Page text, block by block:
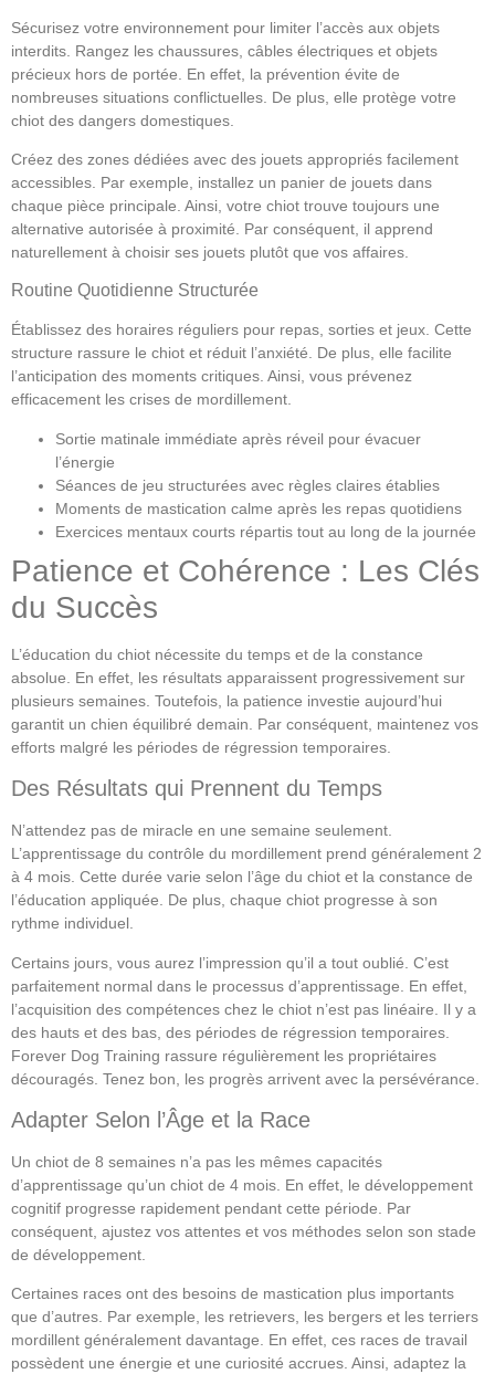
Sécurisez votre environnement pour limiter l’accès aux objets
interdits. Rangez les chaussures, câbles électriques et objets
précieux hors de portée. En effet, la prévention évite de
nombreuses situations conflictuelles. De plus, elle protège votre
chiot des dangers domestiques.
Créez des zones dédiées avec des jouets appropriés facilement
accessibles. Par exemple, installez un panier de jouets dans
chaque pièce principale. Ainsi, votre chiot trouve toujours une
alternative autorisée à proximité. Par conséquent, il apprend
naturellement à choisir ses jouets plutôt que vos affaires.
Routine Quotidienne Structurée
Établissez des horaires réguliers pour repas, sorties et jeux. Cette
structure rassure le chiot et réduit l’anxiété. De plus, elle facilite
l’anticipation des moments critiques. Ainsi, vous prévenez
efficacement les crises de mordillement.
Sortie matinale immédiate après réveil pour évacuer
l’énergie
Séances de jeu structurées avec règles claires établies
Moments de mastication calme après les repas quotidiens
Exercices mentaux courts répartis tout au long de la journée
Patience et Cohérence : Les Clés
du Succès
L’éducation du chiot nécessite du temps et de la constance
absolue. En effet, les résultats apparaissent progressivement sur
plusieurs semaines. Toutefois, la patience investie aujourd’hui
garantit un chien équilibré demain. Par conséquent, maintenez vos
efforts malgré les périodes de régression temporaires.
Des Résultats qui Prennent du Temps
N’attendez pas de miracle en une semaine seulement.
L’apprentissage du contrôle du mordillement prend généralement 2
à 4 mois. Cette durée varie selon l’âge du chiot et la constance de
l’éducation appliquée. De plus, chaque chiot progresse à son
rythme individuel.
Certains jours, vous aurez l’impression qu’il a tout oublié. C’est
parfaitement normal dans le processus d’apprentissage. En effet,
l’acquisition des compétences chez le chiot n’est pas linéaire. Il y a
des hauts et des bas, des périodes de régression temporaires.
Forever Dog Training rassure régulièrement les propriétaires
découragés. Tenez bon, les progrès arrivent avec la persévérance.
Adapter Selon l’Âge et la Race
Un chiot de 8 semaines n’a pas les mêmes capacités
d’apprentissage qu’un chiot de 4 mois. En effet, le développement
cognitif progresse rapidement pendant cette période. Par
conséquent, ajustez vos attentes et vos méthodes selon son stade
de développement.
Certaines races ont des besoins de mastication plus importants
que d’autres. Par exemple, les retrievers, les bergers et les terriers
mordillent généralement davantage. En effet, ces races de travail
possèdent une énergie et une curiosité accrues. Ainsi, adaptez la